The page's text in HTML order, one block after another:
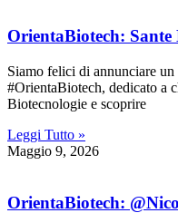
OrientaBiotech: Sante
Siamo felici di annunciare
#OrientaBiotech, dedicato a
Biotecnologie e scoprire
Leggi Tutto »
Maggio 9, 2026
OrientaBiotech: